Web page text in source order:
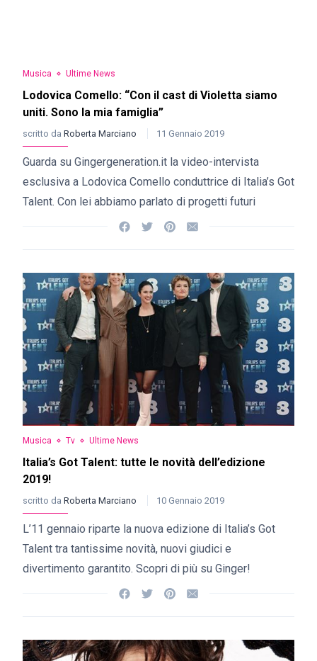
Musica Ultime News
Lodovica Comello: “Con il cast di Violetta siamo
uniti. Sono la mia famiglia”
scritto da Roberta Marciano 11 Gennaio 2019
Guarda su Gingergeneration.it la video-intervista
esclusiva a Lodovica Comello conduttrice di Italia’s Got
Talent. Con lei abbiamo parlato di progetti futuri
Musica Tv Ultime News
Italia’s Got Talent: tutte le novità dell’edizione
2019!
scritto da Roberta Marciano 10 Gennaio 2019
L’11 gennaio riparte la nuova edizione di Italia’s Got
Talent tra tantissime novità, nuovi giudici e
divertimento garantito. Scopri di più su Ginger!